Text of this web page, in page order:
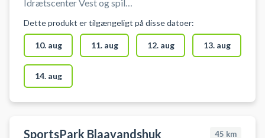
Idrætscenter Vest og spil
Booking af hallen kan bruges til
blandt andet håndbold, basketball
og badminton. Der er net, mål og
kurve til rådighed. Der er mulighed
for omklædning og bad.
Dette produkt er tilgængeligt på disse datoer:
10. aug 11. aug 12. aug 13. aug
14. aug
SportsPark Blaavandshuk 45 km